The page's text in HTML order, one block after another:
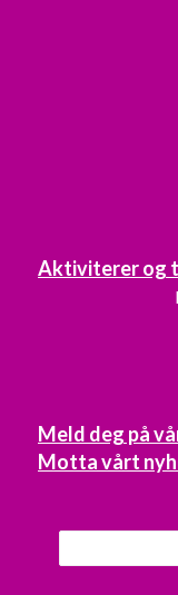
Aktiviterer og
Meld deg på
Motta vårt